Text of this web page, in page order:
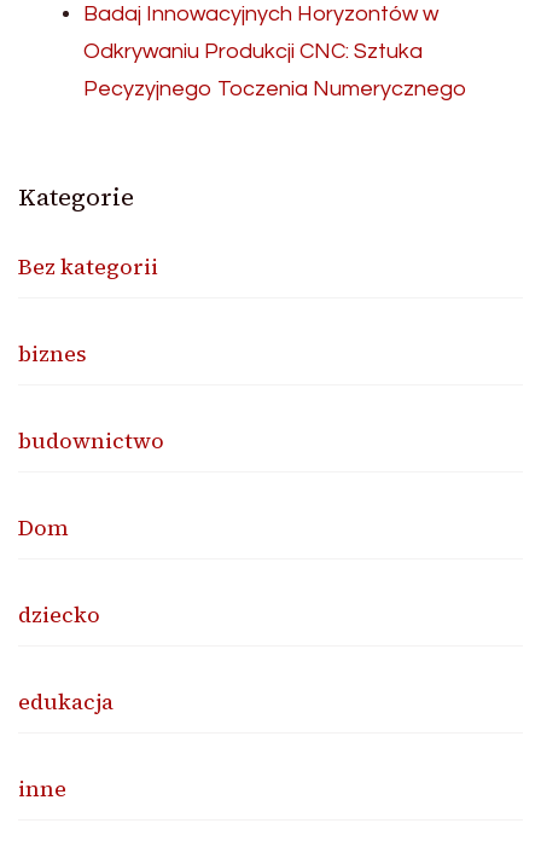
Badaj Innowacyjnych Horyzontów w
Odkrywaniu Produkcji CNC: Sztuka
Pecyzyjnego Toczenia Numerycznego
Kategorie
Bez kategorii
biznes
budownictwo
Dom
dziecko
edukacja
inne